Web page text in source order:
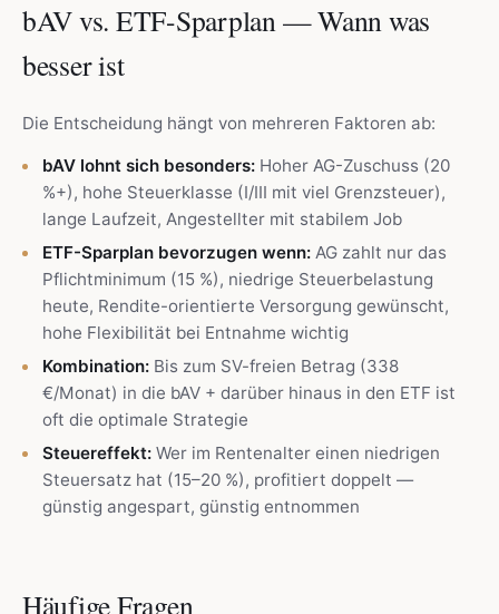
bAV vs. ETF-Sparplan — Wann was
besser ist
Die Entscheidung hängt von mehreren Faktoren ab:
bAV lohnt sich besonders: Hoher AG-Zuschuss (20
%+), hohe Steuerklasse (I/III mit viel Grenzsteuer),
lange Laufzeit, Angestellter mit stabilem Job
ETF-Sparplan bevorzugen wenn: AG zahlt nur das
Pflichtminimum (15 %), niedrige Steuerbelastung
heute, Rendite-orientierte Versorgung gewünscht,
hohe Flexibilität bei Entnahme wichtig
Kombination: Bis zum SV-freien Betrag (338
€/Monat) in die bAV + darüber hinaus in den ETF ist
oft die optimale Strategie
Steuereffekt: Wer im Rentenalter einen niedrigen
Steuersatz hat (15–20 %), profitiert doppelt —
günstig angespart, günstig entnommen
Häufige Fragen